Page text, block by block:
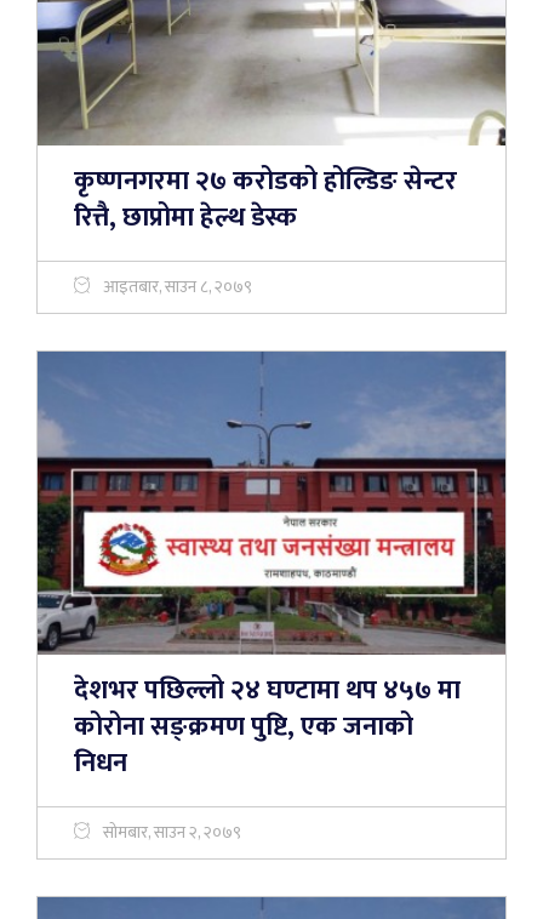
कृष्णनगरमा २७ करोडको होल्डिङ सेन्टर
रित्तै, छाप्रोमा हेल्थ डेस्क
आइतबार, साउन ८, २०७९
देशभर पछिल्लो २४ घण्टामा थप ४५७ मा
कोरोना सङ्क्रमण पुष्टि, एक जनाको
निधन
सोमबार, साउन २, २०७९